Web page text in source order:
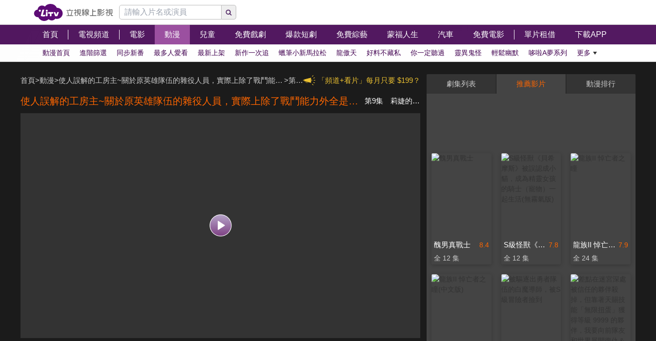
首頁 電視頻道 電影 動漫 兒童 免費戲劇 爆款短劇 免費綜藝 蒙福人生 汽車 免費電影 單片租借 下載APP
動漫首頁 進階篩選 同步新番 最多人愛看 最新上架 新作一次追 蠟筆小新馬拉松 龍傲天 好料不藏私 你一定聽過 靈異鬼怪 輕鬆幽默 哆啦A夢系列 更多
「頻道+看片」每月只要 $199？
首頁>動漫> 使人誤解的工房主~關於原英雄隊伍的雜役人員，實際上除了戰鬥能力外全是SSS的故事~ > 第1季
使人誤解的工房主~關於原英雄隊伍的雜役人員，實際上除了戰鬥能力外全是SSS的故事~ 第9集 莉婕的告白
劇集列表 推薦影片 動漫排行
8.4
醜男真戰士
全 12 集
7.8
S級怪獸《貝希摩斯》被誤認成小貓，成為精靈女孩的騎士（寵物）一起生活(無霧氣版)
全 12 集
7.9
龍族II 悼亡者之瞳
全 24 集